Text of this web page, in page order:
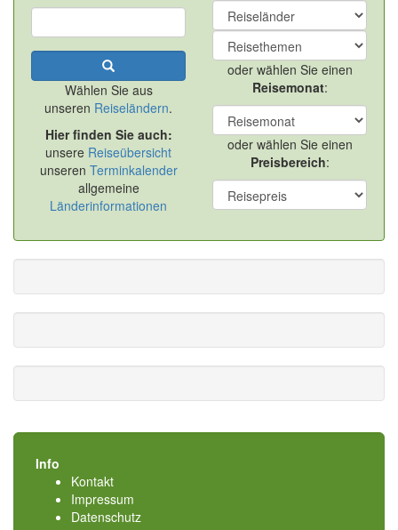
Wählen Sie aus
unseren Reiseländern.
Hier finden Sie auch:
unsere Reiseübersicht
unseren Terminkalender
allgemeine
Länderinformationen
oder wählen Sie einen
Reisemonat:
oder wählen Sie einen
Preisbereich:
Info
Kontakt
Impressum
Datenschutz